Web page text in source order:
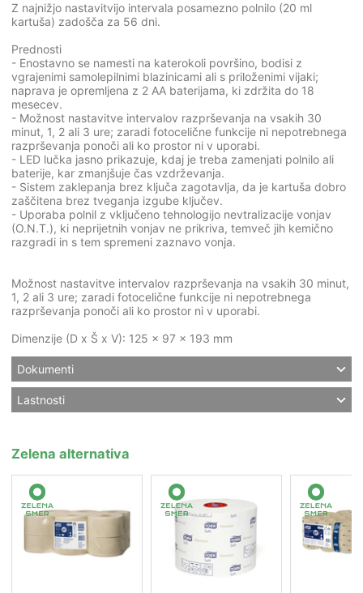
Z najnižjo nastavitvijo intervala posamezno polnilo (20 ml
kartuša) zadošča za 56 dni.
Prednosti
- Enostavno se namesti na katerokoli površino, bodisi z
vgrajenimi samolepilnimi blazinicami ali s priloženimi vijaki;
naprava je opremljena z 2 AA baterijama, ki zdržita do 18
mesecev.
- Možnost nastavitve intervalov razprševanja na vsakih 30
minut, 1, 2 ali 3 ure; zaradi fotocelične funkcije ni nepotrebnega
razprševanja ponoči ali ko prostor ni v uporabi.
- LED lučka jasno prikazuje, kdaj je treba zamenjati polnilo ali
baterije, kar zmanjšuje čas vzdrževanja.
- Sistem zaklepanja brez ključa zagotavlja, da je kartuša dobro
zaščitena brez tveganja izgube ključev.
- Uporaba polnil z vključeno tehnologijo nevtralizacije vonjav
(O.N.T.), ki neprijetnih vonjav ne prikriva, temveč jih kemično
razgradi in s tem spremeni zaznavo vonja.
Možnost nastavitve intervalov razprševanja na vsakih 30 minut,
1, 2 ali 3 ure; zaradi fotocelične funkcije ni nepotrebnega
razprševanja ponoči ali ko prostor ni v uporabi.
Dimenzije (D x Š x V): 125 x 97 x 193 mm
Dokumenti
Lastnosti
Zelena alternativa